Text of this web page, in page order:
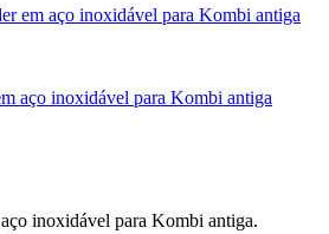
em aço inoxidável para Kombi antiga
inoxidável para Kombi antiga.